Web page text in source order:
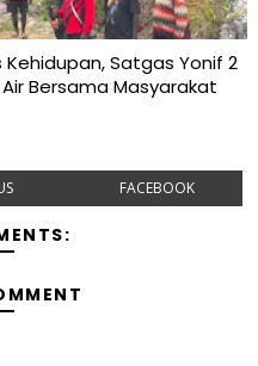
Satgas Yonif 2
Bersama Masyarakat
FACEBOOK